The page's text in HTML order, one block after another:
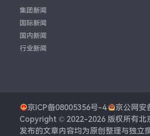
集团新闻
国际新闻
国内新闻
行业新闻
京ICP备08005356号-4
京公网安
Copyright © 2022-2026 版权所有北
发布的文章内容均为原创整理与独立